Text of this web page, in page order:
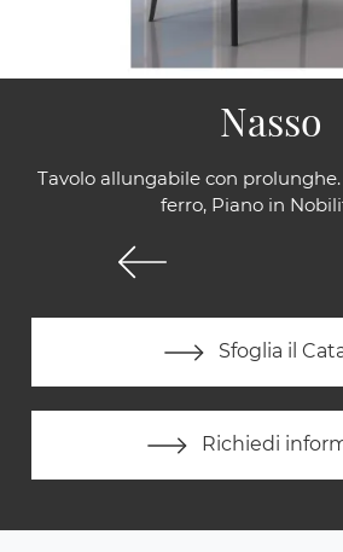
Tavolo allungabile con
ferro, Piano in
Sfoglia il
Richiedi
Nasso